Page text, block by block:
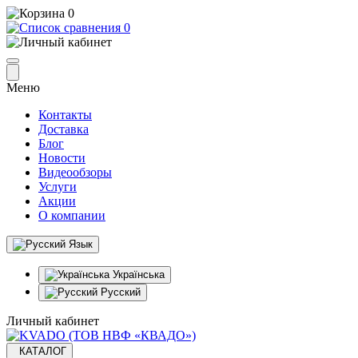
0
0
Меню
Контакты
Доставка
Блог
Новости
Видеообзоры
Услуги
Акции
О компании
Язык
Українська
Русский
Личный кабинет
КАТАЛОГ